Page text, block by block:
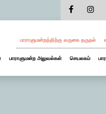
பாராளுமன்றத்திற்கு வருகை தருதல்
பாராளுமன்ற அலுவல்கள் செயலகம்